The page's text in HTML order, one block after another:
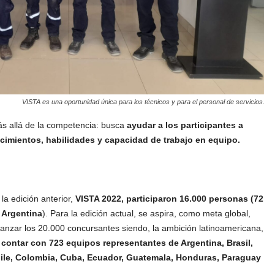
VISTA es una oportunidad única para los técnicos y para el personal de servicios.
allá de la competencia: busca ayudar a los participantes a
habilidades y capacidad de trabajo en equipo.
la edición anterior, VISTA 2022, participaron 16.000 personas (72
Argentina). Para la edición actual, se aspira, como meta global,
los 20.000 concursantes siendo, la ambición latinoamericana,
contar con 723 equipos representantes de Argentina, Brasil,
Colombia, Cuba, Ecuador, Guatemala, Honduras, Paraguay